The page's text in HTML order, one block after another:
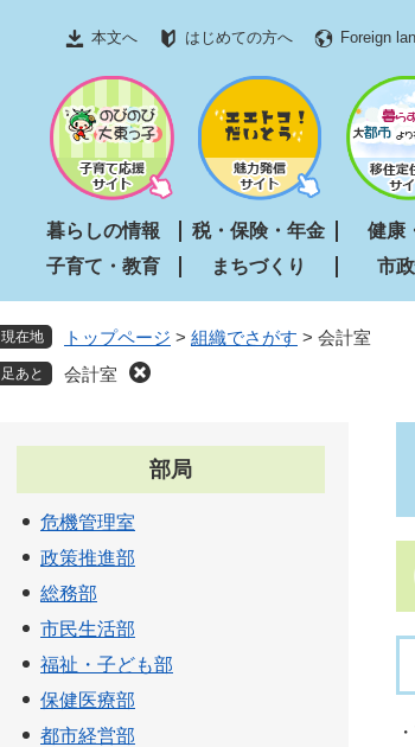
本文へ はじめての方へ Foreign
暮らしの情報 税・保険・年金
健康
子育て・教育
まちづくり 市
現在地 トップページ > 組織でさがす > 会計室
会計室
部局
危機管理室
政策推進部
総務部
市民生活部
福祉・子ども部
保健医療部
都市経営部